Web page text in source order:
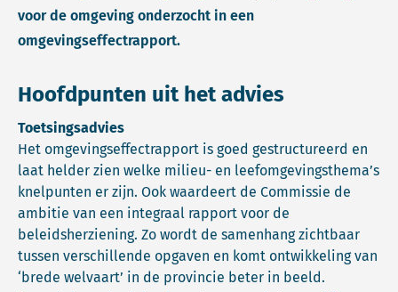
voor de omgeving onderzocht in een
omgevingseffectrapport.
Hoofdpunten uit het advies
Toetsingsadvies
Het omgevingseffectrapport is goed gestructureerd en
laat helder zien welke milieu- en leefomgevingsthema’s
knelpunten er zijn. Ook waardeert de Commissie de
ambitie van een integraal rapport voor de
beleidsherziening. Zo wordt de samenhang zichtbaar
tussen verschillende opgaven en komt ontwikkeling van
‘brede welvaart’ in de provincie beter in beeld.